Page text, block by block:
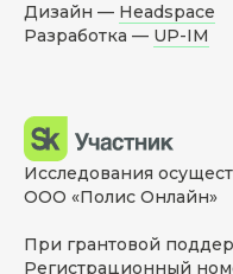
Дизайн — Headspace
Разработка — UP-IM
Исследования
ООО «Полис Онлайн»
При грантовой
Регистрационный